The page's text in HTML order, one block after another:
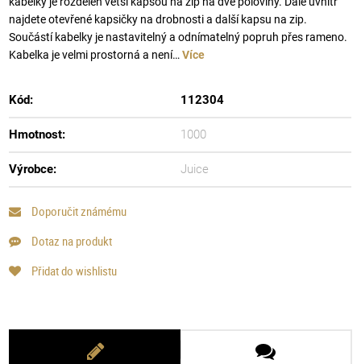
najdete otevřené kapsičky na drobnosti a další kapsu na zip.
Součástí kabelky je nastavitelný a odnímatelný popruh přes rameno.
Kabelka je velmi prostorná a není…Více
Kód: 112304
Hmotnost: 1000
Výrobce: Juice
Doporučit známému
Dotaz na produkt
Přidat do wishlistu